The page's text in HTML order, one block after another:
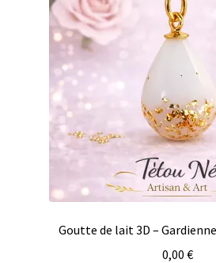
Goutte de lait 3D –
0,00 €